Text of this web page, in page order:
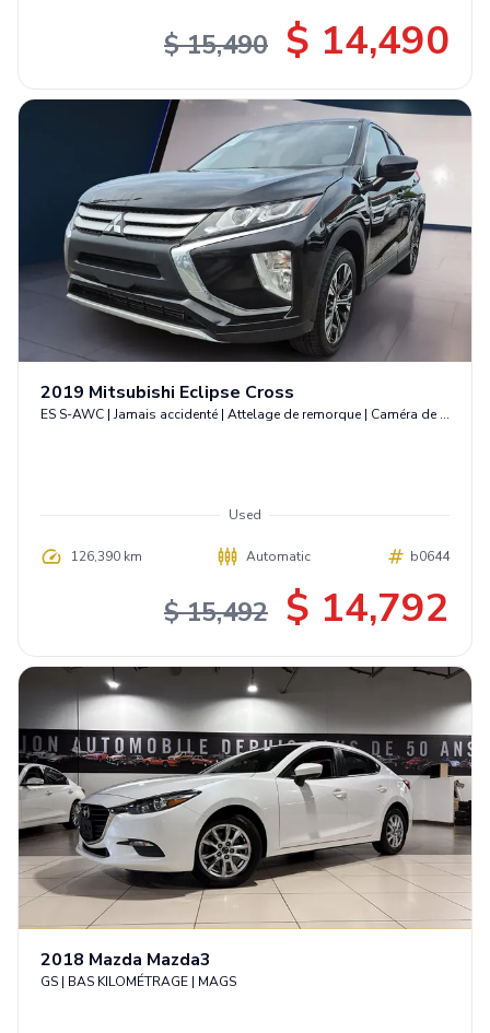
$ 15,490 $ 14,490
2019 Mitsubishi Eclipse Cross
ES S-AWC | Jamais accidenté | Attelage de remorque | Caméra de recul
Used
126,390 km Automatic b0644
$ 15,492 $ 14,792
2018 Mazda Mazda3
GS | BAS KILOMÉTRAGE | MAGS